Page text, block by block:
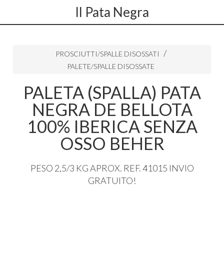
Il Pata Negra
PROSCIUTTI/SPALLE DISOSSATI
PALETE/SPALLE DISOSSATE
PALETA (SPALLA) PATA
NEGRA DE BELLOTA
100% IBERICA SENZA
OSSO BEHER
PESO 2,5/3 KGAPROX. REF. 41015 INVIO
GRATUITO!